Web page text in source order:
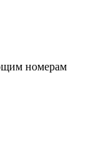
номерам